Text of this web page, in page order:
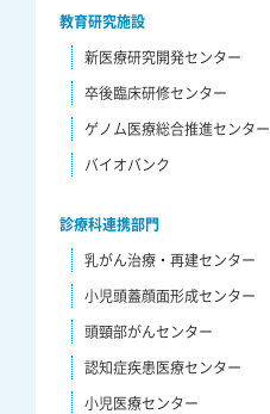
教育研究施設
新医療研究開発センター
卒後臨床研修センター
ゲノム医療総合推進センター
バイオバンク
診療科連携部門
乳がん治療・再建センター
小児頭蓋顔面形成センター
頭頸部がんセンター
認知症疾患医療センター
小児医療センター